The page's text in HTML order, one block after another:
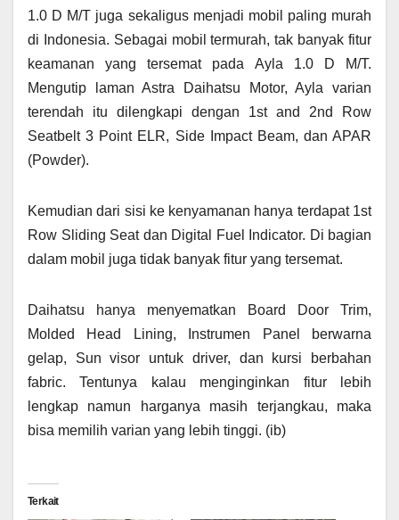
1.0 D M/T juga sekaligus menjadi mobil paling murah
di Indonesia. Sebagai mobil termurah, tak banyak fitur
keamanan yang tersemat pada Ayla 1.0 D M/T.
Mengutip laman Astra Daihatsu Motor, Ayla varian
terendah itu dilengkapi dengan 1st and 2nd Row
Seatbelt 3 Point ELR, Side Impact Beam, dan APAR
(Powder).
Kemudian dari sisi ke kenyamanan hanya terdapat 1st
Row Sliding Seat dan Digital Fuel Indicator. Di bagian
dalam mobil juga tidak banyak fitur yang tersemat.
Daihatsu hanya menyematkan Board Door Trim,
Molded Head Lining, Instrumen Panel berwarna
gelap, Sun visor untuk driver, dan kursi berbahan
fabric. Tentunya kalau menginginkan fitur lebih
lengkap namun harganya masih terjangkau, maka
bisa memilih varian yang lebih tinggi. (ib)
Terkait